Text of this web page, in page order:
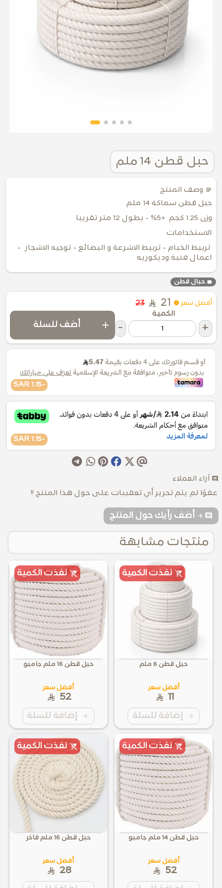
حبل قطن 14 ملم
subject وصف المنتج
حبل قطن سماكة 14 ملم
وزن 1.25 كجم +5% - بطول 12 متر تقريبا
الاستخدامات
تربيط الخيام - تربيط الاشرعة و البضائع - توجيه الاشجار -
اعمال فنية وديكوريه
label حبال قطن
أفضل سعر 21
23
الكمية
+
-
add أضف للسلة
-1.15 SAR
-1.15 SAR
comment آراء العملاء
عفوًا لم يتم تحرير أي تعقيبات على حول هذا المنتج !!
addcomment أضف رأيك حول المنتج
منتجات مشابهة
إضافة للسلة
نفذت الكمية
حبل قطن 6 ملم
أفضل سعر
11
إضافة للسلة
نفذت الكمية
حبل قطن 16 ملم جامبو
أفضل سعر
52
نفذت الكمية
حبل قطن 14 ملم جامبو
أفضل سعر
52
نفذت الكمية
حبل قطن 16 ملم فاخر
أفضل سعر
28